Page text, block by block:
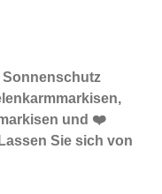
und ❤️
Sie sich von